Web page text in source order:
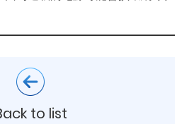
to list